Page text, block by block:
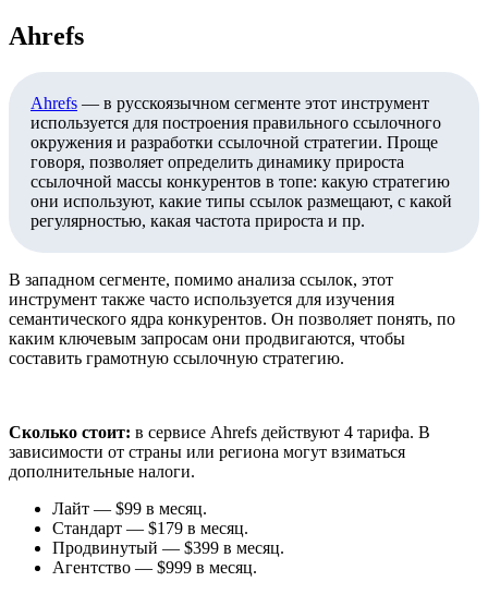
Ahrefs
Ahrefs — в русскоязычном сегменте этот инструмент
используется для построения правильного ссылочного
окружения и разработки ссылочной стратегии. Проще
говоря, позволяет определить динамику прироста
ссылочной массы конкурентов в топе: какую стратегию
они используют, какие типы ссылок размещают, с какой
регулярностью, какая частота прироста и пр.
В западном сегменте, помимо анализа ссылок, этот
инструмент также часто используется для изучения
семантического ядра конкурентов. Он позволяет понять, по
каким ключевым запросам они продвигаются, чтобы
составить грамотную ссылочную стратегию.
Сколько стоит: в сервисе Ahrefs действуют 4 тарифа. В
зависимости от страны или региона могут взиматься
дополнительные налоги.
Лайт — $99 в месяц.
Стандарт — $179 в месяц.
Продвинутый — $399 в месяц.
Агентство — $999 в месяц.